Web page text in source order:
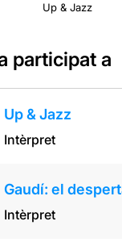
Up & Jazz
participat a
Up & Jazz
Intèrpret
Gaudí: el
Intèrpret